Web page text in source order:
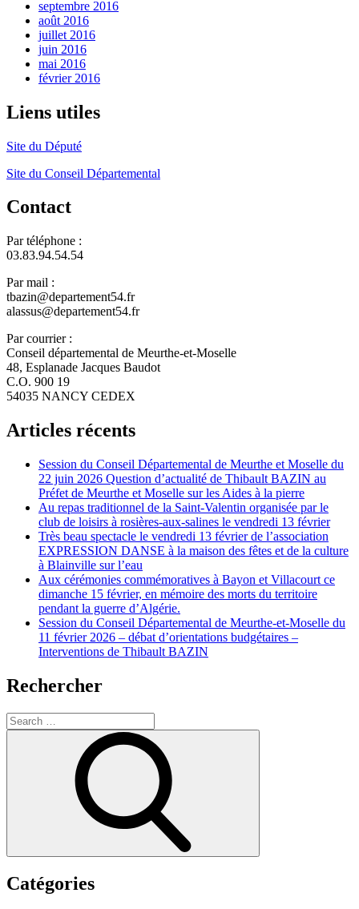
septembre 2016
août 2016
juillet 2016
juin 2016
mai 2016
février 2016
Liens utiles
Site du Député
Site du Conseil Départemental
Contact
Par téléphone :
03.83.94.54.54
Par mail :
tbazin@departement54.fr
alassus@departement54.fr
Par courrier :
Conseil départemental de Meurthe-et-Moselle
48, Esplanade Jacques Baudot
C.O. 900 19
54035 NANCY CEDEX
Articles récents
Session du Conseil Départemental de Meurthe et Moselle du
22 juin 2026 Question d’actualité de Thibault BAZIN au
Préfet de Meurthe et Moselle sur les Aides à la pierre
Au repas traditionnel de la Saint-Valentin organisée par le
club de loisirs à rosières-aux-salines le vendredi 13 février
Très beau spectacle le vendredi 13 février de l’association
EXPRESSION DANSE à la maison des fêtes et de la culture
à Blainville sur l’eau
Aux cérémonies commémoratives à Bayon et Villacourt ce
dimanche 15 février, en mémoire des morts du territoire
pendant la guerre d’Algérie.
Session du Conseil Départemental de Meurthe-et-Moselle du
11 février 2026 – débat d’orientations budgétaires –
Interventions de Thibault BAZIN
Rechercher
Search
for:
Catégories